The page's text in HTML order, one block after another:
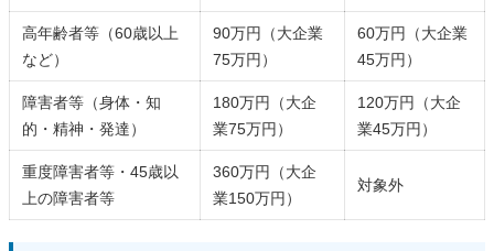
高年齢者等（60歳以上
など）
90万円（大企業
75万円）
60万円（大企業
45万円）
障害者等（身体・知
的・精神・発達）
180万円（大企
業75万円）
120万円（大企
業45万円）
重度障害者等・45歳以
上の障害者等
360万円（大企
業150万円）
対象外